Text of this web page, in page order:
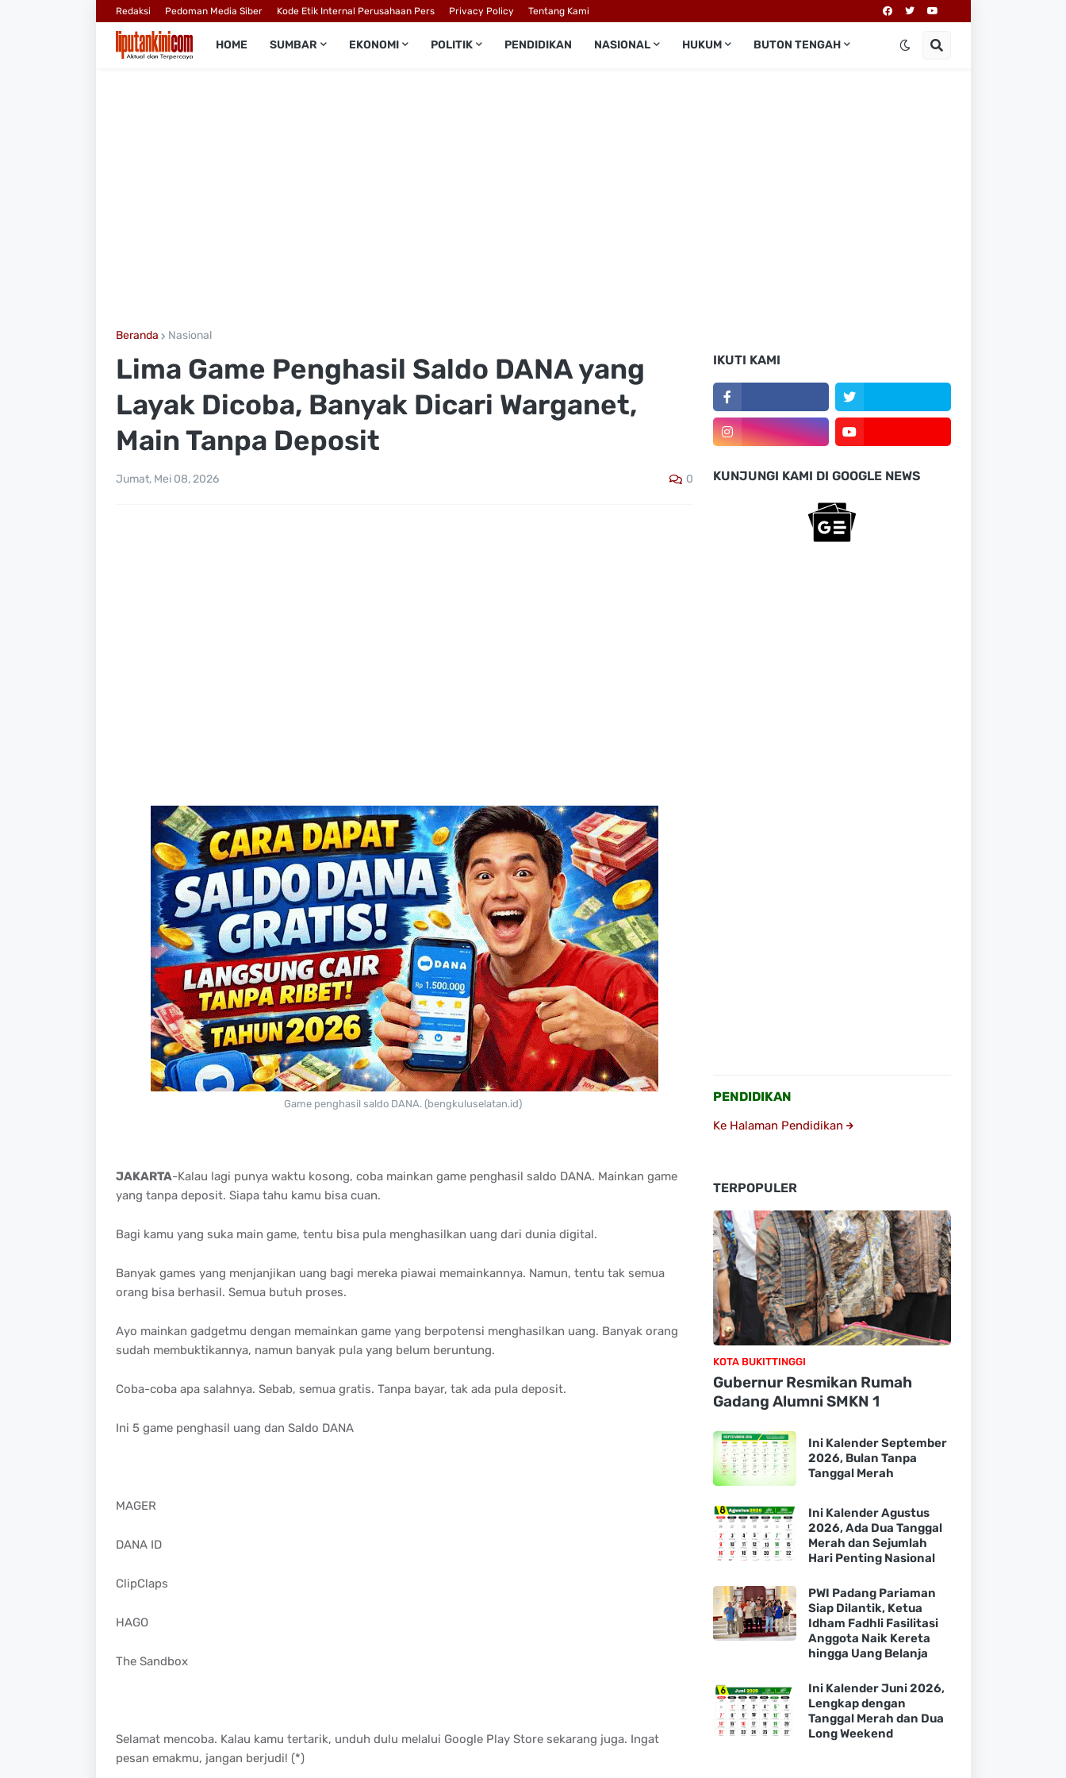
Redaksi Pedoman Media Siber Kode Etik Internal Perusahaan Pers Privacy Policy Tentang Kami
HOME SUMBAR EKONOMI POLITIK PENDIDIKAN NASIONAL HUKUM BUTON TENGAH
Beranda Nasional
Lima Game Penghasil Saldo DANA yang
Layak Dicoba, Banyak Dicari Warganet,
Main Tanpa Deposit
Jumat, Mei 08, 2026 0
Game penghasil saldo DANA. (bengkuluselatan.id)
JAKARTA-Kalau lagi punya waktu kosong, coba mainkan game penghasil saldo DANA. Mainkan game
yang tanpa deposit. Siapa tahu kamu bisa cuan.
Bagi kamu yang suka main game, tentu bisa pula menghasilkan uang dari dunia digital.
Banyak games yang menjanjikan uang bagi mereka piawai memainkannya. Namun, tentu tak semua
orang bisa berhasil. Semua butuh proses.
Ayo mainkan gadgetmu dengan memainkan game yang berpotensi menghasilkan uang. Banyak orang
sudah membuktikannya, namun banyak pula yang belum beruntung.
Coba-coba apa salahnya. Sebab, semua gratis. Tanpa bayar, tak ada pula deposit.
Ini 5 game penghasil uang dan Saldo DANA
MAGER
DANA ID
ClipClaps
HAGO
The Sandbox
Selamat mencoba. Kalau kamu tertarik, unduh dulu melalui Google Play Store sekarang juga. Ingat
pesan emakmu, jangan berjudi! (*)
IKUTI KAMI
KUNJUNGI KAMI DI GOOGLE NEWS
PENDIDIKAN
Ke Halaman Pendidikan
TERPOPULER
KOTA BUKITTINGGI
Gubernur Resmikan Rumah
Gadang Alumni SMKN 1
Ini Kalender September
2026, Bulan Tanpa
Tanggal Merah
Ini Kalender Agustus
2026, Ada Dua Tanggal
Merah dan Sejumlah
Hari Penting Nasional
PWI Padang Pariaman
Siap Dilantik, Ketua
Idham Fadhli Fasilitasi
Anggota Naik Kereta
hingga Uang Belanja
Ini Kalender Juni 2026,
Lengkap dengan
Tanggal Merah dan Dua
Long Weekend